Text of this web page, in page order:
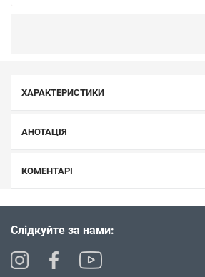
ХАРАКТЕРИСТИКИ
АНОТАЦІЯ
КОМЕНТАРІ
Слідкуйте за нами: